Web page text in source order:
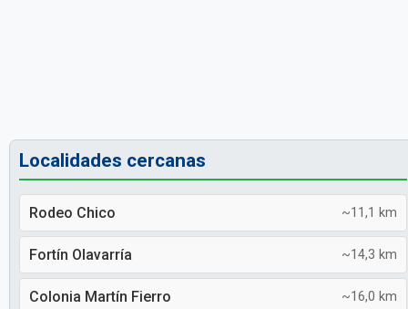
Localidades cercanas
Rodeo Chico ~11,1 km
Fortín Olavarría ~14,3 km
Colonia Martín Fierro ~16,0 km